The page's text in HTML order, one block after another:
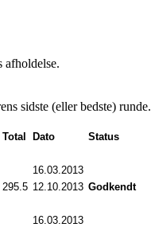
afholdelse.
sidste (eller bedste) runde.
Total Dato Status
16.03.2013
295.5 12.10.2013 Godkendt
16.03.2013